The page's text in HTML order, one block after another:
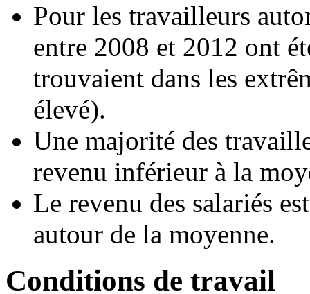
Pour les travailleurs
entre 2008 et 2012 ont
trouvaient dans les
élevé).
Une majorité des
revenu inférieur à la
Le revenu des salariés
autour de la moyenne.
Conditions de travail